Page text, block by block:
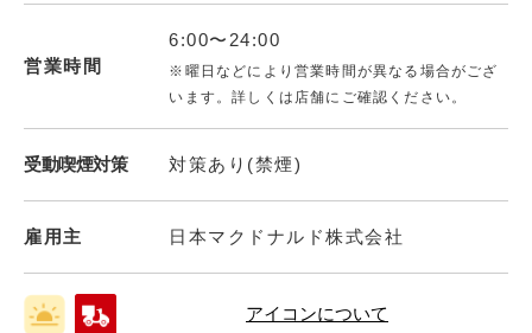
営業時間
6:00〜24:00
※曜日などにより営業時間が異なる場合がござ
います。詳しくは店舗にご確認ください。
受動喫煙対策 対策あり(禁煙)
雇用主 日本マクドナルド株式会社
アイコンについて